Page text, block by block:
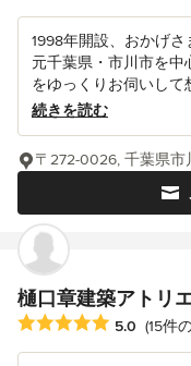
1998年開設、おかげ
元千葉県・市川市を
をゆっくりお伺いして
続きを読む
〒272-0026, 千葉県市
樋口章建築アトリ
平均評価：5つ星中
5.0 (15件